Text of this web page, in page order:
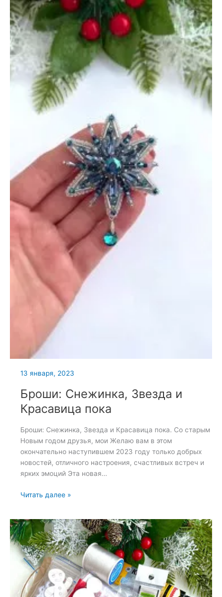
15
января
2023
13 января, 2023
Броши: Снежинка, Звезда и
Красавица пока
Броши: Снежинка, Звезда и Красавица пока. Со старым
Новым годом друзья, мои Желаю вам в этом
окончательно наступившем 2023 году только добрых
новостей, отличного настроения, счастливых встреч и
ярких эмоций Эта новая…
Броши:
и
Красавица
пока
Читать далее »